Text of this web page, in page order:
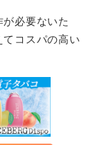
必要ないた
コスパの高い